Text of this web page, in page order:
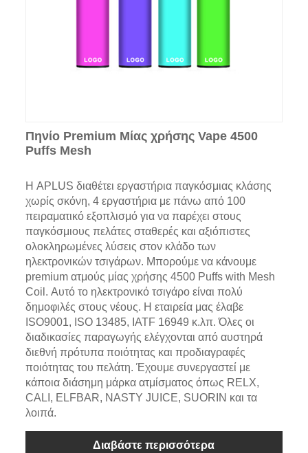
Πηνίο Premium Μίας χρήσης Vape 4500
Puffs Mesh
Η APLUS διαθέτει εργαστήρια παγκόσμιας κλάσης
χωρίς σκόνη, 4 εργαστήρια με πάνω από 100
πειραματικό εξοπλισμό για να παρέχει στους
παγκόσμιους πελάτες σταθερές και αξιόπιστες
ολοκληρωμένες λύσεις στον κλάδο των
ηλεκτρονικών τσιγάρων. Μπορούμε να κάνουμε
premium ατμούς μίας χρήσης 4500 Puffs with Mesh
Coil. Αυτό το ηλεκτρονικό τσιγάρο είναι πολύ
δημοφιλές στους νέους. Η εταιρεία μας έλαβε
ISO9001, ISO 13485, IATF 16949 κ.λπ. Όλες οι
διαδικασίες παραγωγής ελέγχονται από αυστηρά
διεθνή πρότυπα ποιότητας και προδιαγραφές
ποιότητας του πελάτη. Έχουμε συνεργαστεί με
κάποια διάσημη μάρκα ατμίσματος όπως RELX,
CALI, ELFBAR, NASTY JUICE, SUORIN και τα
λοιπά.
Διαβάστε περισσότερα